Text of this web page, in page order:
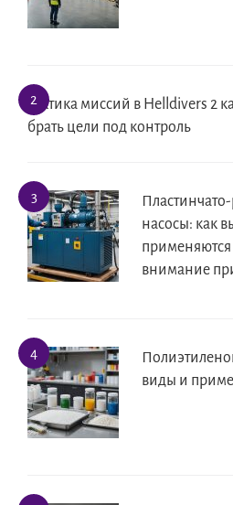
Тактика миссий в Helldivers 2
брать цели под контроль
насосы: как
применяются
внимание
виды и